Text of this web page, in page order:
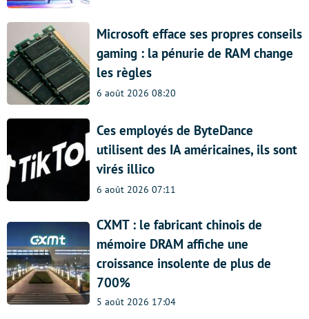
Microsoft efface ses propres conseils
gaming : la pénurie de RAM change
les règles
6 août 2026 08:20
Ces employés de ByteDance
utilisent des IA américaines, ils sont
virés illico
6 août 2026 07:11
CXMT : le fabricant chinois de
mémoire DRAM affiche une
croissance insolente de plus de
700%
5 août 2026 17:04